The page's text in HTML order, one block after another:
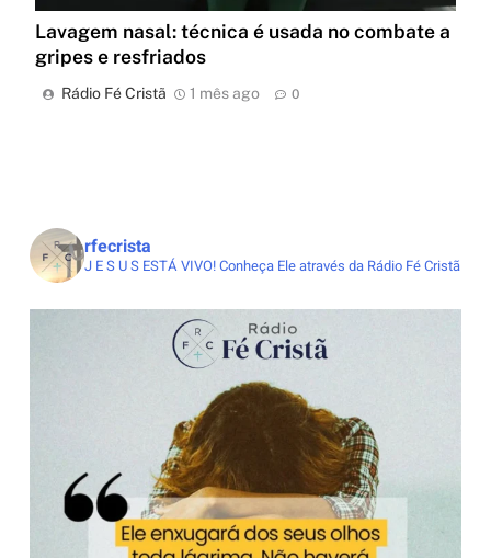
Lavagem nasal: técnica é usada no combate a
gripes e resfriados
Rádio Fé Cristã 1 mês ago 0
rfecrista
J E S U S ESTÁ VIVO!Conheça Ele através da Rádio Fé Cristã